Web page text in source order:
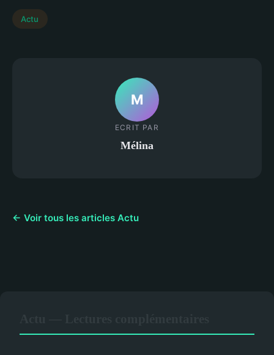
Actu
M
ECRIT PAR
Mélina
← Voir tous les articles Actu